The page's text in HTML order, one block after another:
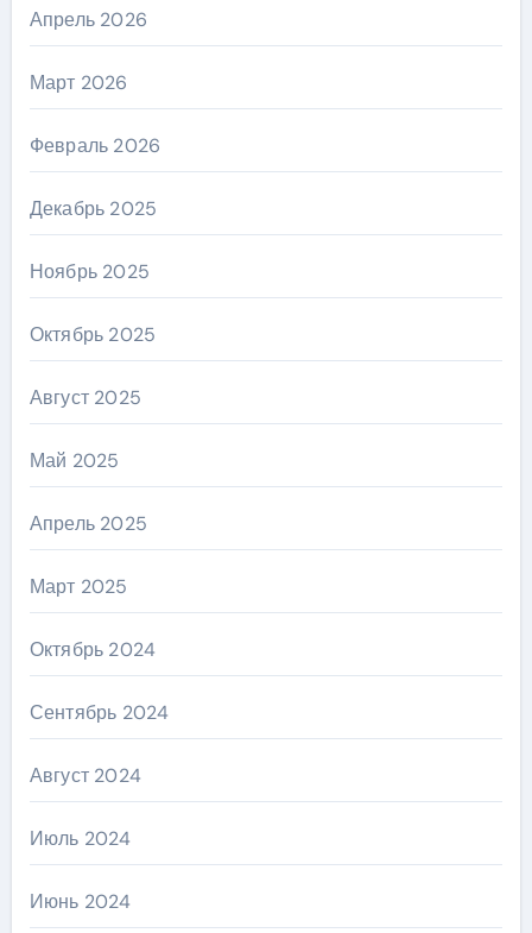
Апрель 2026
Март 2026
Февраль 2026
Декабрь 2025
Ноябрь 2025
Октябрь 2025
Август 2025
Май 2025
Апрель 2025
Март 2025
Октябрь 2024
Сентябрь 2024
Август 2024
Июль 2024
Июнь 2024